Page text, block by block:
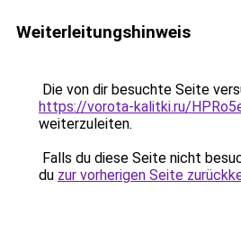
Weiterleitungshinweis
Die von dir besuchte Seite
https://vorota-kalitki.ru/
weiterzuleiten.
Falls du diese Seite nicht
du zur vorherigen Seite